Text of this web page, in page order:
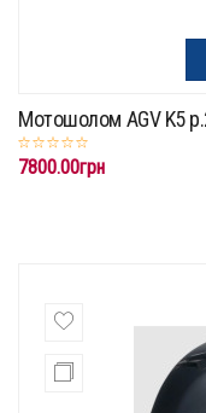
Мотошолом AGV K5
7800.00грн